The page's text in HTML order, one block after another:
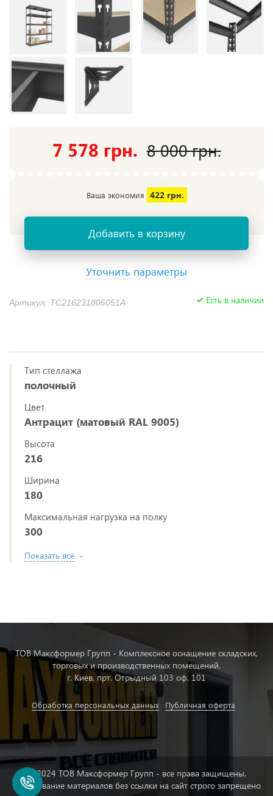
Артикул: TC216231806051A Есть в наличии
7 578 грн. 8 000 грн.
Ваша экономия 422 грн.
Добавить в корзину
Уточнить параметры
Тип стеллажа
полочный
Цвет
Антрацит (матовый RAL 9005)
Высота
216
Ширина
180
Максимальная нагрузка на полку
300
Показать всё
ТОВ Максформер Групп - Комплексное оснащение складских,
торговых и производственных помещений.
г. Киев, прт. Отрыдный 103 оф. 101
Обработка персональных данных Публичная оферта
© 2024 ТОВ Максформер Групп - все права защищены.
Копирование материалов без ссылки на сайт строго запрещено